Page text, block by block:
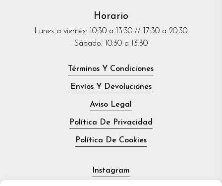
Horario
Lunes a viernes: 10:30 a 13:30 // 17:30 a 20:30
Sábado: 10:30 a 13:30
Términos Y Condiciones
Envíos Y Devoluciones
Aviso Legal
Política De Privacidad
Política De Cookies
Instagram